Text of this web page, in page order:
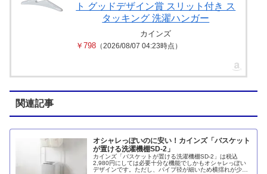
ト グッドデザイン賞 スリット付き ス
タッキング 洗濯ハンガー
カインズ
￥798（2026/08/07 04:23時点）
関連記事
オシャレっぽいのに安い！カインズ「バスケット
が置ける洗濯機棚SD-2」
カインズ「バスケットが置ける洗濯機棚SD-2」は税込
2,980円にしては必要十分な機能でしかもオシャレっぽい
デザインです。ただし、パイプ径が細いため横揺れが少し